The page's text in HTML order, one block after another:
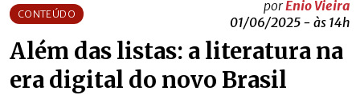
CONTEÚDO
porEnio Vieira
01/06/2025 - às 14h
Além das listas: a literatura na
era digital do novo Brasil